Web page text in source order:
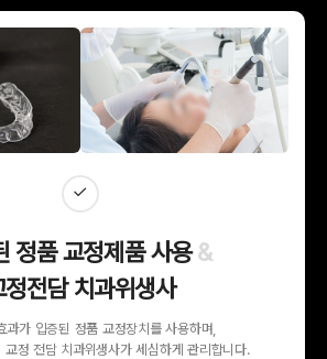
정품 교정제품 사용&
정전담 치과위생사
과가 입증된 정품 교정장치를 사용하며,
교정 전담 치과위생사가 세심하게 관리합니다.
안모 촬영